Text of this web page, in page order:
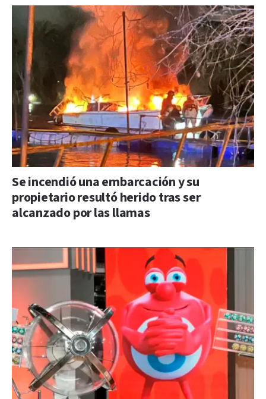
Se incendió una embarcación y su
propietario resultó herido tras ser
alcanzado por las llamas